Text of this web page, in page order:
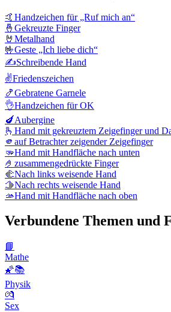
🤙 Handzeichen für „Ruf mich an“
🤞 Gekreuzte Finger
🤘 Metalhand
🤟Geste „Ich liebe dich“
✍️Schreibende Hand
✌️Friedenszeichen
🍤Gebratene Garnele
👌Handzeichen für OK
🍆Aubergine
🫰 Hand mit gekreuztem Zeigefinger und
🫵 auf Betrachter zeigender Zeigefinger
🫳Hand mit Handfläche nach unten
🤌 zusammengedrückte Finger
🫲Nach links weisende Hand
🫱Nach rechts weisende Hand
🫴Hand mit Handfläche nach oben
Verbundene Themen und
📘
Mathe
🌠📚
Physik
💏
Sex